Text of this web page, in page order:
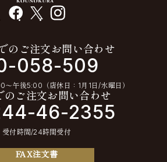
facebook instagram
のご注文お問い合わせ
058-509
〜午後5:00（店休日：1月1日/水曜日）
ご注文お問い合わせ
46-2355
受付時間/24時間受付
FAX注文書